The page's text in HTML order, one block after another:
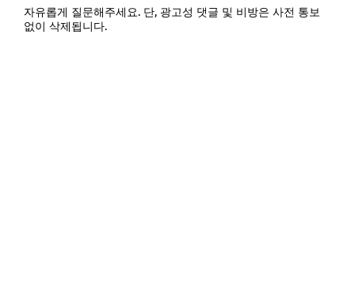
자유롭게 질문해주세요. 단, 광고성 댓글 및 비방은 사전 통보
없이 삭제됩니다.